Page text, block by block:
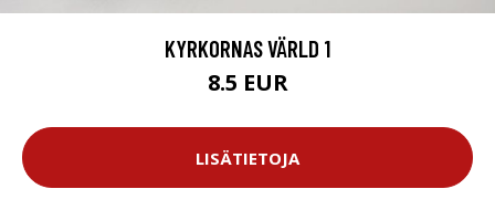
KYRKORNAS VÄRLD 1
8.5 EUR
LISÄTIETOJA